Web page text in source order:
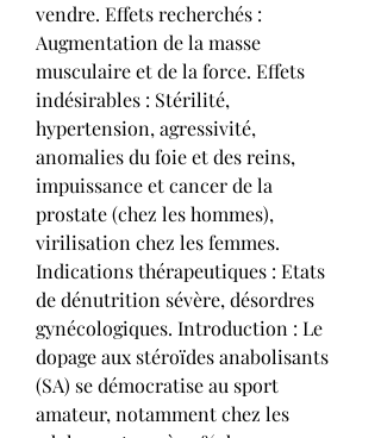
vendre. Effets recherchés :
Augmentation de la masse
musculaire et de la force. Effets
indésirables : Stérilité,
hypertension, agressivité,
anomalies du foie et des reins,
impuissance et cancer de la
prostate (chez les hommes),
virilisation chez les femmes.
Indications thérapeutiques : Etats
de dénutrition sévère, désordres
gynécologiques. Introduction : Le
dopage aux stéroïdes anabolisants
(SA) se démocratise au sport
amateur, notamment chez les